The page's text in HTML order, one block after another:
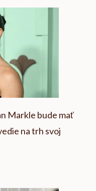
Markle bude mať
na trh svoj